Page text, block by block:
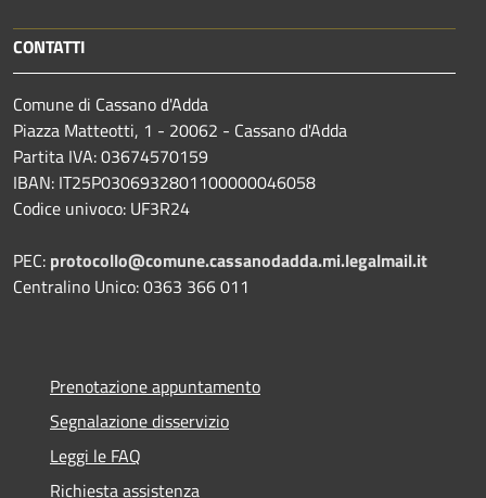
CONTATTI
Comune di Cassano d'Adda
Piazza Matteotti, 1 - 20062 - Cassano d'Adda
Partita IVA: 03674570159
IBAN: IT25P0306932801100000046058
Codice univoco: UF3R24
PEC: protocollo@comune.cassanodadda.mi.legalmail.it
Centralino Unico: 0363 366 011
Prenotazione appuntamento
Segnalazione disservizio
Leggi le FAQ
Richiesta assistenza